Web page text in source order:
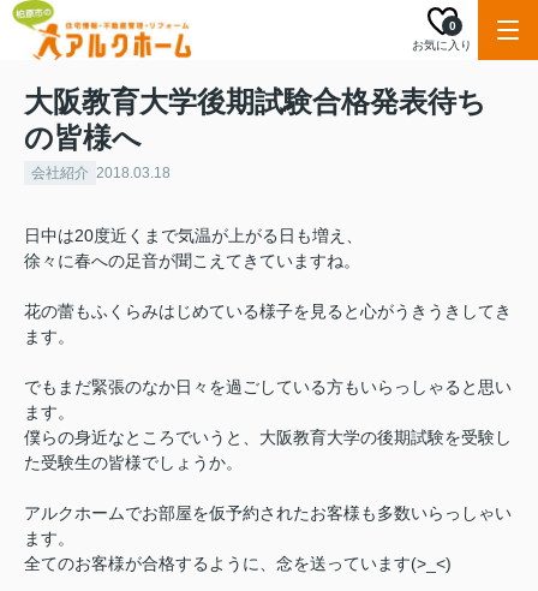
お気に入り
0
大阪教育大学後期試験合格発表待ち
の皆様へ
会社紹介 2018.03.18
日中は20度近くまで気温が上がる日も増え、
徐々に春への足音が聞こえてきていますね。
花の蕾もふくらみはじめている様子を見ると心がうきうきしてき
ます。
でもまだ緊張のなか日々を過ごしている方もいらっしゃると思い
ます。
僕らの身近なところでいうと、大阪教育大学の後期試験を受験し
た受験生の皆様でしょうか。
アルクホームでお部屋を仮予約されたお客様も多数いらっしゃい
ます。
全てのお客様が合格するように、念を送っています(>_<)